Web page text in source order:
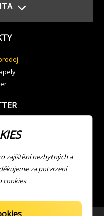
zajištění nezbytných a
za potvrzení
cookies